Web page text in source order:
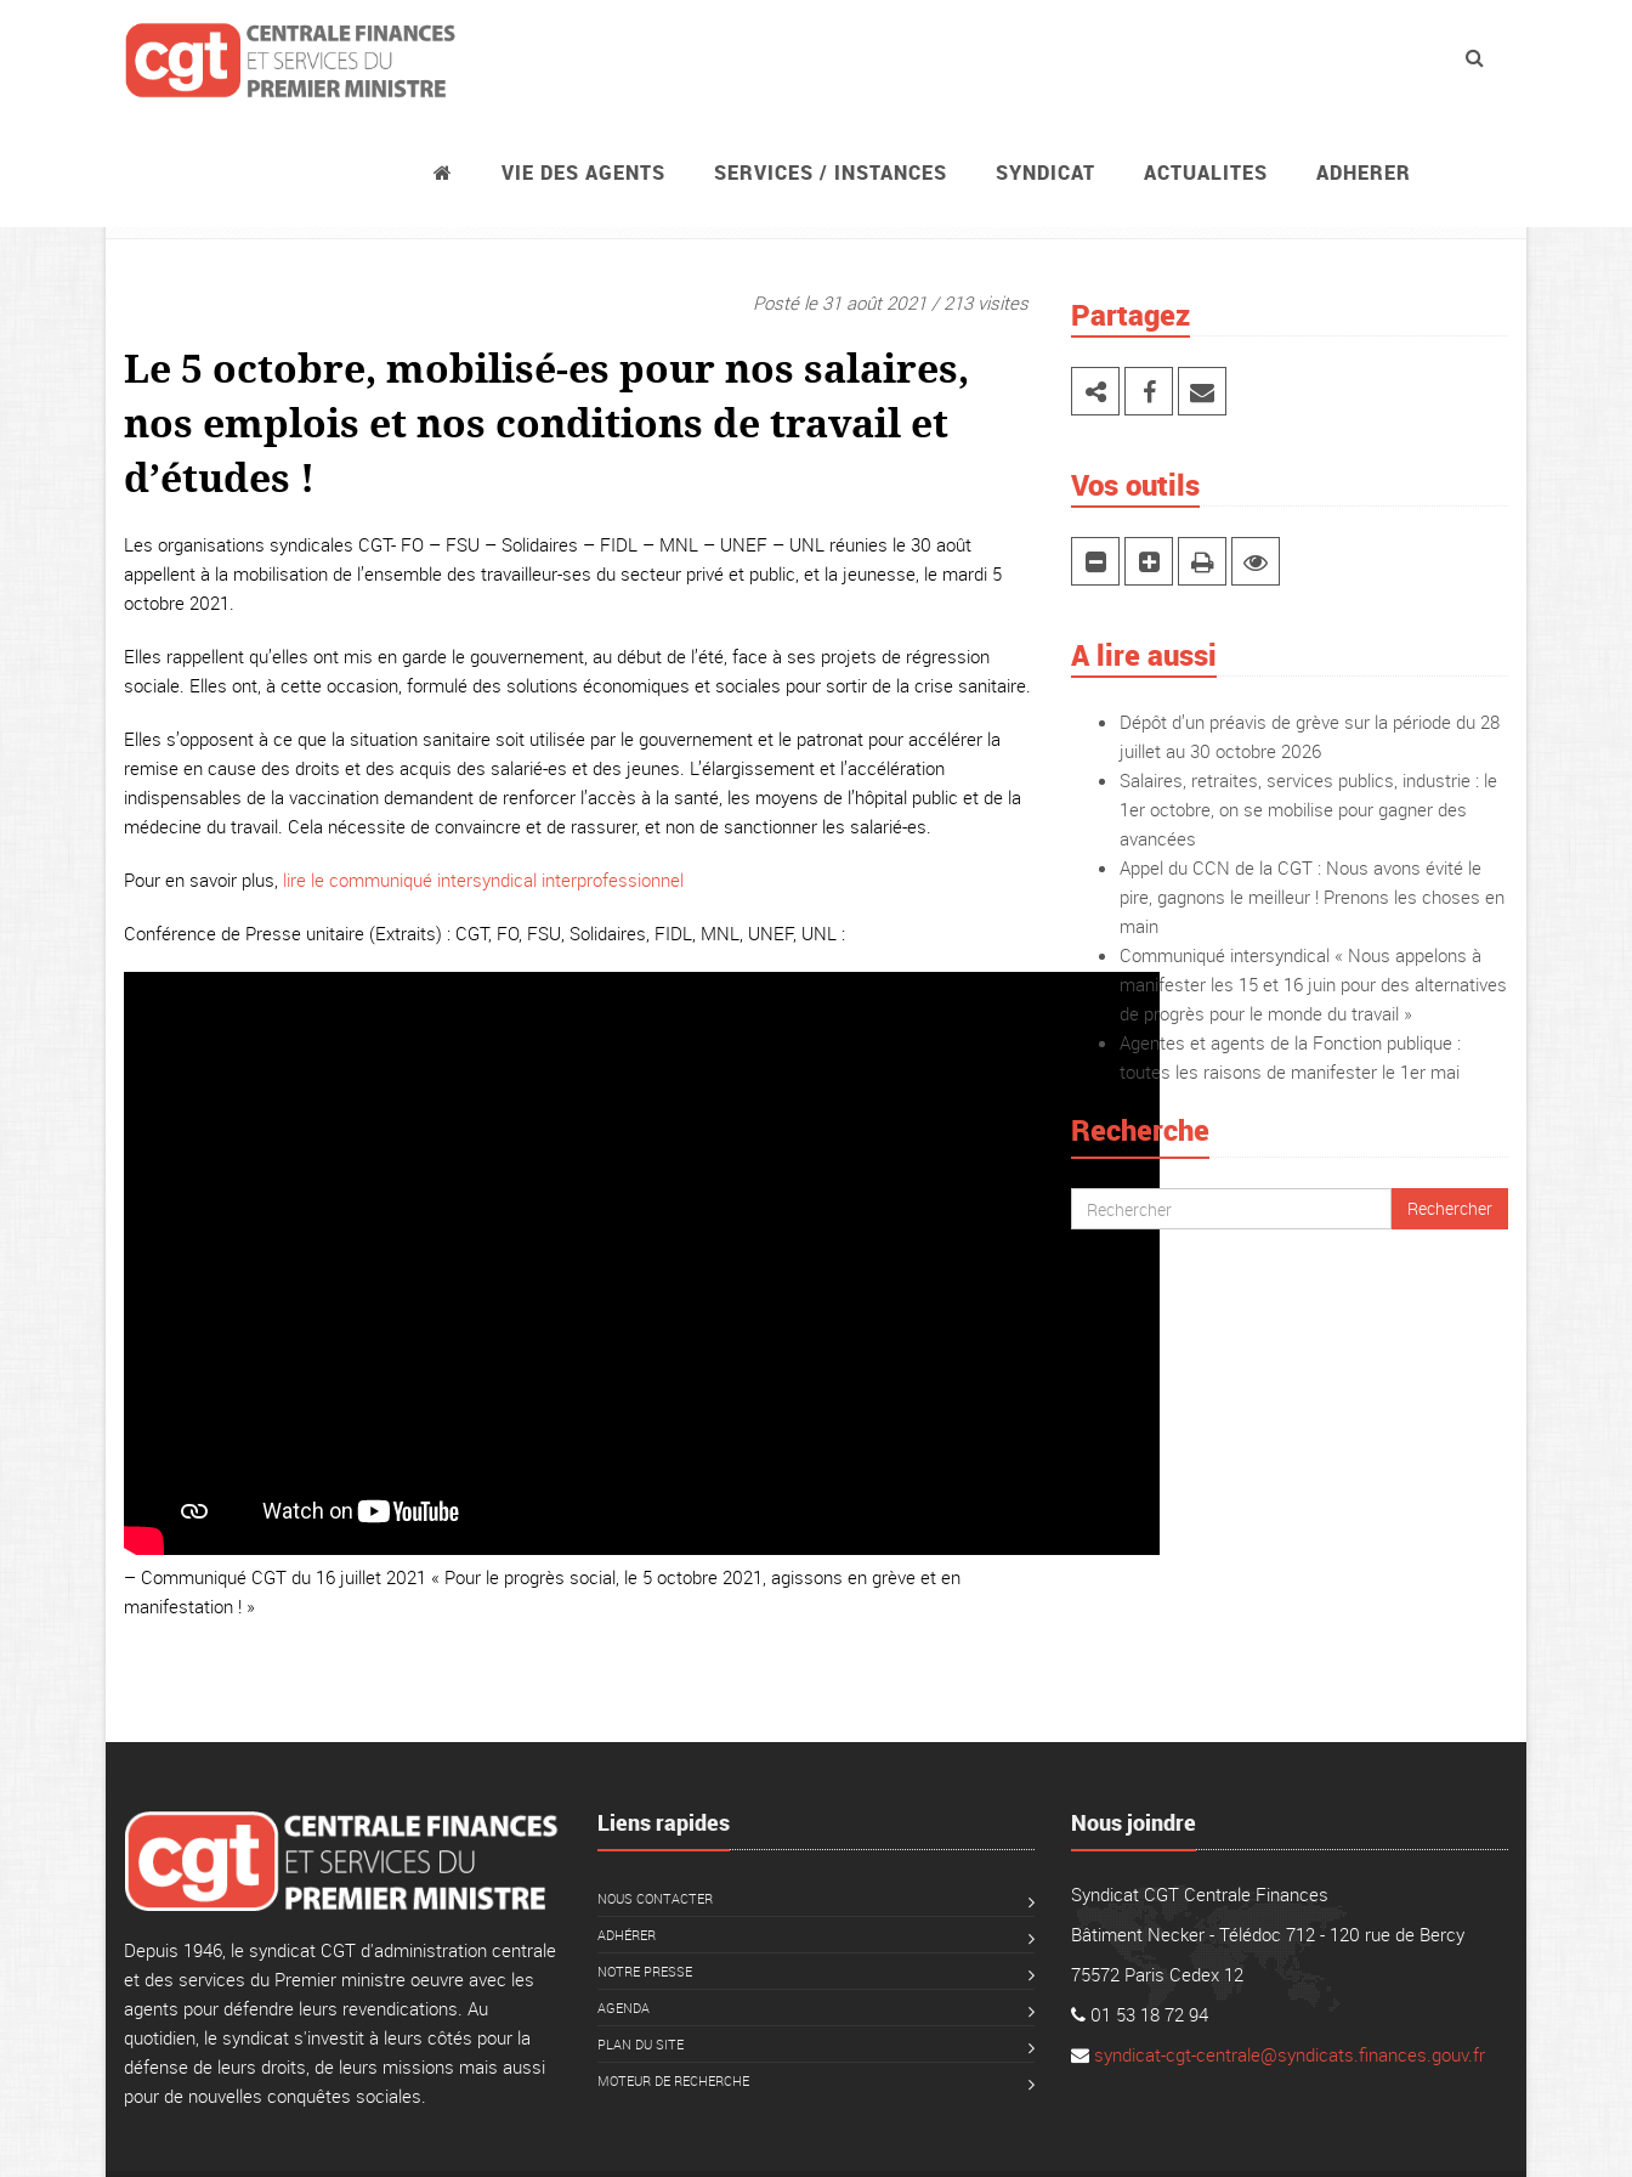
VIE DES AGENTS SERVICES / INSTANCES SYNDICAT ACTUALITES ADHERER
Journées d’actions syndicales, préavis de grève et votations
Posté le 31 août 2021 / 213 visites
Le 5 octobre, mobilisé-es pour nos salaires,
nos emplois et nos conditions de travail et
d’études !
Les organisations syndicales CGT- FO – FSU – Solidaires – FIDL – MNL – UNEF – UNL réunies le 30 août
appellent à la mobilisation de l’ensemble des travailleur-ses du secteur privé et public, et la jeunesse, le mardi 5
octobre 2021.
Elles rappellent qu’elles ont mis en garde le gouvernement, au début de l’été, face à ses projets de régression
sociale. Elles ont, à cette occasion, formulé des solutions économiques et sociales pour sortir de la crise sanitaire.
Elles s’opposent à ce que la situation sanitaire soit utilisée par le gouvernement et le patronat pour accélérer la
remise en cause des droits et des acquis des salarié-es et des jeunes. L’élargissement et l’accélération
indispensables de la vaccination demandent de renforcer l’accès à la santé, les moyens de l’hôpital public et de la
médecine du travail. Cela nécessite de convaincre et de rassurer, et non de sanctionner les salarié-es.
Pour en savoir plus, lire le communiqué intersyndical interprofessionnel
Conférence de Presse unitaire (Extraits) : CGT, FO, FSU, Solidaires, FIDL, MNL, UNEF, UNL :
– Communiqué CGT du 16 juillet 2021 « Pour le progrès social, le 5 octobre 2021, agissons en grève et en
manifestation ! »
Partagez
Vos outils
A lire aussi
Dépôt d’un préavis de grève sur la période du 28
juillet au 30 octobre 2026
Salaires, retraites, services publics, industrie : le
1er octobre, on se mobilise pour gagner des
avancées
Appel du CCN de la CGT : Nous avons évité le
pire, gagnons le meilleur ! Prenons les choses en
main
Communiqué intersyndical « Nous appelons à
manifester les 15 et 16 juin pour des alternatives
de progrès pour le monde du travail »
Agentes et agents de la Fonction publique :
toutes les raisons de manifester le 1er mai
Recherche
Depuis 1946, le syndicat CGT d'administration centrale
et des services du Premier ministre oeuvre avec les
agents pour défendre leurs revendications. Au
quotidien, le syndicat s'investit à leurs côtés pour la
défense de leurs droits, de leurs missions mais aussi
pour de nouvelles conquêtes sociales.
Liens rapides
NOUS CONTACTER
ADHÉRER
NOTRE PRESSE
AGENDA
PLAN DU SITE
MOTEUR DE RECHERCHE
Nous joindre
Syndicat CGT Centrale Finances
Bâtiment Necker - Télédoc 712 - 120 rue de Bercy
75572 Paris Cedex 12
01 53 18 72 94
syndicat-cgt-centrale@syndicats.finances.gouv.fr